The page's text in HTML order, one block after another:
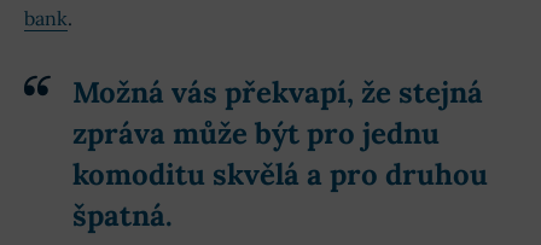
bank.
Možná vás překvapí, že stejná
zpráva může být pro jednu
komoditu skvělá a pro druhou
špatná.